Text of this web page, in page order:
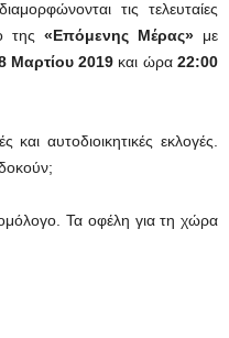
τις τελευταίες
της «Επόμενης Μέρας»με
Μαρτίου 2019 και ώρα22:00
αυτοδιοικητικές εκλογές.
Τα οφέλη για τη χώρα